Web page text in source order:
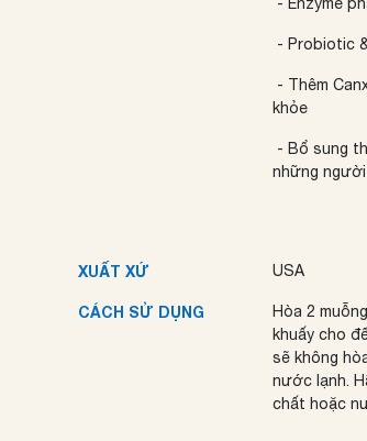
- Probiotic
- Thêm
khỏe
- Bổ sung
những
XUẤT XỨ USA
CÁCH SỬ DỤNG Hòa 2
khuấy cho
sẽ không
nước lạnh.
chất hoặc